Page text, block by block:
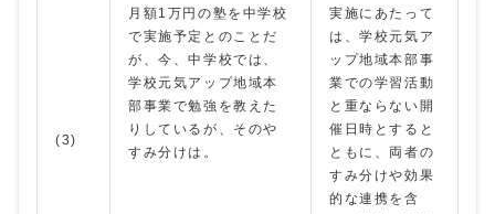
(3)
月額1万円の塾を中学校
で実施予定とのことだ
が、今、中学校では、
学校元気アップ地域本
部事業で勉強を教えた
りしているが、そのや
すみ分けは。
実施にあたって
は、学校元気ア
ップ地域本部事
業での学習活動
と重ならない開
催日時とすると
ともに、両者の
すみ分けや効果
的な連携を含